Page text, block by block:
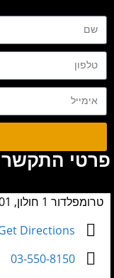
פרטי
טרומפלדור 1 חולון, 5827101
Directions
03-550-8150